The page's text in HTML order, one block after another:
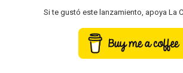
Si te gustó este lanzamiento, apoya La